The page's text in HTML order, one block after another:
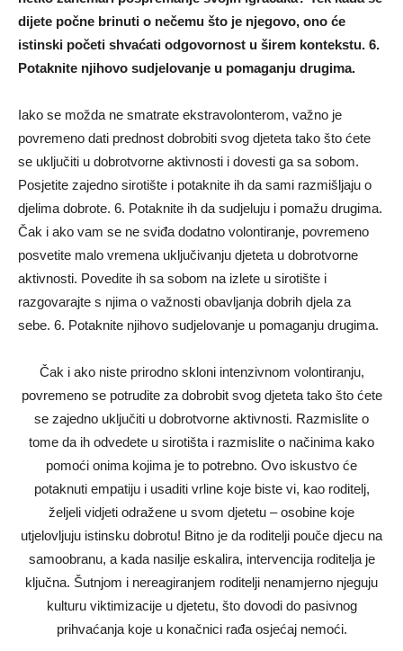
dijete počne brinuti o nečemu što je njegovo, ono će
istinski početi shvaćati odgovornost u širem kontekstu. 6.
Potaknite njihovo sudjelovanje u pomaganju drugima.
Iako se možda ne smatrate ekstravolonterom, važno je
povremeno dati prednost dobrobiti svog djeteta tako što ćete
se uključiti u dobrotvorne aktivnosti i dovesti ga sa sobom.
Posjetite zajedno sirotište i potaknite ih da sami razmišljaju o
djelima dobrote. 6. Potaknite ih da sudjeluju i pomažu drugima.
Čak i ako vam se ne sviđa dodatno volontiranje, povremeno
posvetite malo vremena uključivanju djeteta u dobrotvorne
aktivnosti. Povedite ih sa sobom na izlete u sirotište i
razgovarajte s njima o važnosti obavljanja dobrih djela za
sebe. 6. Potaknite njihovo sudjelovanje u pomaganju drugima.
Čak i ako niste prirodno skloni intenzivnom volontiranju,
povremeno se potrudite za dobrobit svog djeteta tako što ćete
se zajedno uključiti u dobrotvorne aktivnosti. Razmislite o
tome da ih odvedete u sirotišta i razmislite o načinima kako
pomoći onima kojima je to potrebno. Ovo iskustvo će
potaknuti empatiju i usaditi vrline koje biste vi, kao roditelj,
željeli vidjeti odražene u svom djetetu – osobine koje
utjelovljuju istinsku dobrotu! Bitno je da roditelji pouče djecu na
samoobranu, a kada nasilje eskalira, intervencija roditelja je
ključna. Šutnjom i nereagiranjem roditelji nenamjerno njeguju
kulturu viktimizacije u djetetu, što dovodi do pasivnog
prihvaćanja koje u konačnici rađa osjećaj nemoći.